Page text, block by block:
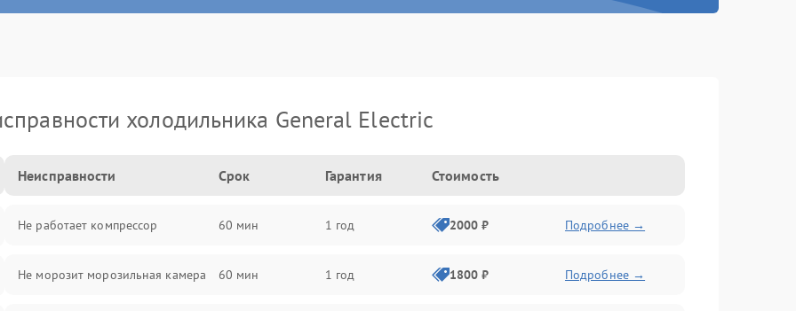
холодильника General Electric
Неисправности Срок Гарантия Стоимость
Не работает компрессор 60 мин 1 год 2000 ₽ Подробнее →
Не морозит морозильная камера 60 мин 1 год 1800 ₽ Подробнее →